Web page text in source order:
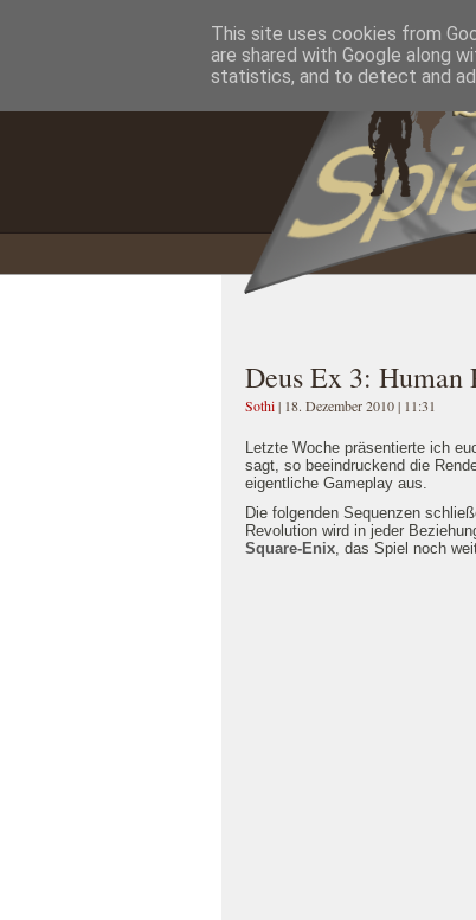
Home Impressum
Deus Ex 3: Human
Sothi| 18. Dezember 2010 | 11:31
Letzte Woche präsentierte ich
sagt, so beeindruckend die
eigentliche Gameplay aus.
Die folgenden Sequenzen
Revolution wird in jeder
Square-Enix, das Spiel noch
This site uses cookies from
are shared with Google along
statistics, and to detect and